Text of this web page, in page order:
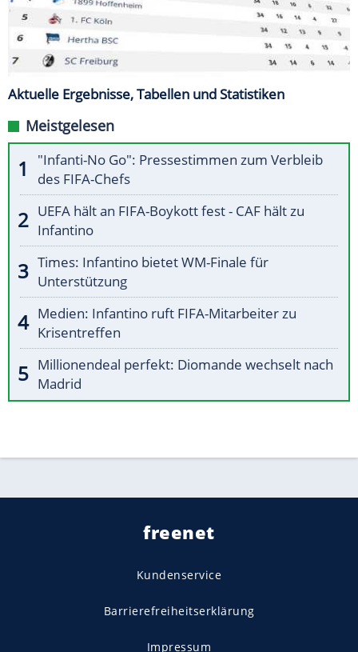
Aktuelle Ergebnisse, Tabellen und Statistiken
Meistgelesen
"Infanti-No Go": Pressestimmen zum Verbleib
des FIFA-Chefs
UEFA hält an FIFA-Boykott fest - CAF hält zu
Infantino
Times: Infantino bietet WM-Finale für
Unterstützung
Medien: Infantino ruft FIFA-Mitarbeiter zu
Krisentreffen
Millionendeal perfekt: Diomande wechselt nach
Madrid
freenet
Kundenservice
Barrierefreiheitserklärung
Impressum